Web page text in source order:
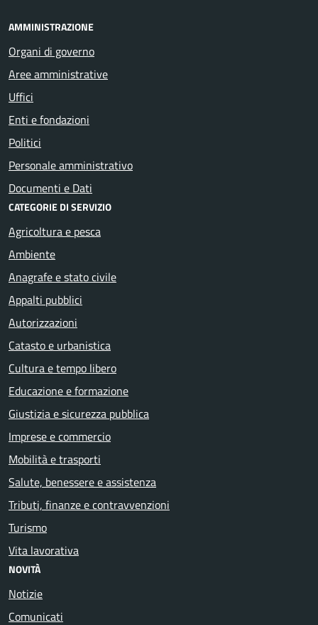
AMMINISTRAZIONE
Organi di governo
Aree amministrative
Uffici
Enti e fondazioni
Politici
Personale amministrativo
Documenti e Dati
CATEGORIE DI SERVIZIO
Agricoltura e pesca
Ambiente
Anagrafe e stato civile
Appalti pubblici
Autorizzazioni
Catasto e urbanistica
Cultura e tempo libero
Educazione e formazione
Giustizia e sicurezza pubblica
Imprese e commercio
Mobilità e trasporti
Salute, benessere e assistenza
Tributi, finanze e contravvenzioni
Turismo
Vita lavorativa
NOVITÀ
Notizie
Comunicati